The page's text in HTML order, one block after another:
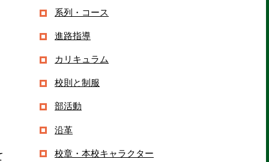
系列・コース
進路指導
カリキュラム
校則と制服
部活動
沿革
校章・本校キャラクター